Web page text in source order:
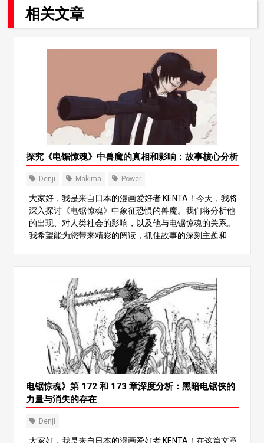
相关文章
探究《电锯惊魂》中兽魔的真相和影响：故事核心分析
Denji Makima Power
大家好，我是来自日本的漫画爱好者 KENTA！今天，我将
深入探讨《电锯惊魂》中象征恐惧的兽魔。我们将分析他
的出现、对人类社会的影响，以及他与电锯惊魂的关系。
我希望能为您带来精彩的阅读，抓住故事的深刻主题和人
是一个强大的实体，给人类带来了灾难性的伤害。他的出
现导致全球 120 多万人丧生，散播着恐惧。值得注意的
是，他第一次出现是在 13 年前的 11 月 18 日，当时美国
发生了一起重大恐怖袭击事件，他迅速袭击了人们，然后
消失了。 自这次事件后，人们对野兽恶魔的恐惧加剧，导
致世界各地的恶魔势力上升。各国纷纷实施法规来遏制野
兽恶魔，给人们的生活带来了极大的影响。 2.兽魔对人类
社会的影响 兽魔的影响是不可估量的。他的出现传播了对
魔鬼的恐惧，极大地改变了人们的日常生活。涉及魔鬼的
事件和内战不断增加，迫使人们生活在持续的恐惧之中。
兽魔袭击的地区主要集中在北半球的主要国家，其移动速
度惊人。 在叙述中，兽魔在城市中移动时造成的破坏被生
电锯惊魂》第 172 和 173 章深度分析：黑暗电锯侠的
力量与消失的存在
Denji
大家好，我是来自日本的漫画爱好者 KENTA！在这篇文章